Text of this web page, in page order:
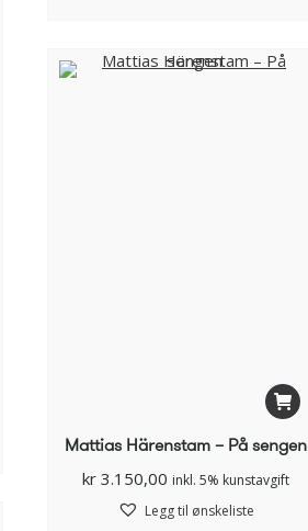
Mattias Härenstam – På sengen
kr3.150,00 inkl. 5% kunstavgift
Legg til ønskeliste